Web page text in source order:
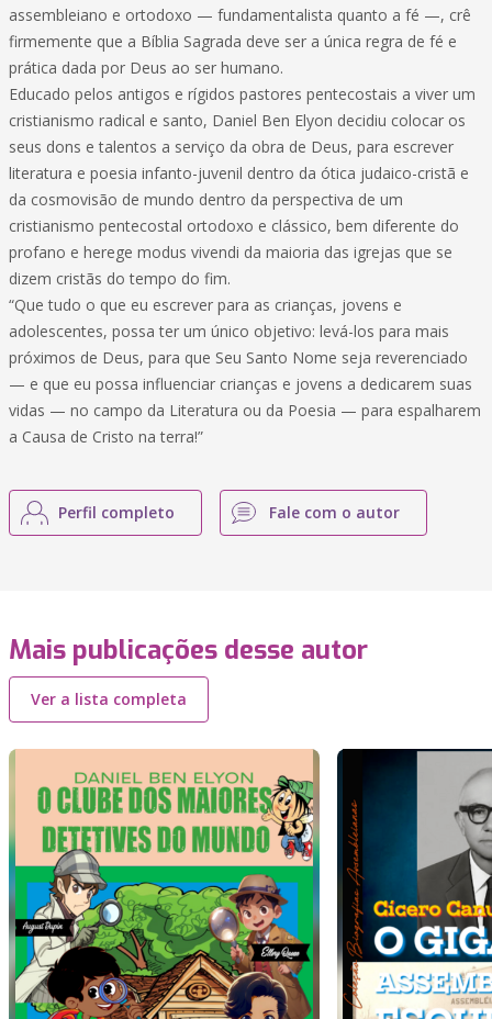
assembleiano e ortodoxo — fundamentalista quanto a fé —, crê
firmemente que a Bíblia Sagrada deve ser a única regra de fé e
prática dada por Deus ao ser humano.
Educado pelos antigos e rígidos pastores pentecostais a viver um
cristianismo radical e santo, Daniel Ben Elyon decidiu colocar os
seus dons e talentos a serviço da obra de Deus, para escrever
literatura e poesia infanto-juvenil dentro da ótica judaico-cristã e
da cosmovisão de mundo dentro da perspectiva de um
cristianismo pentecostal ortodoxo e clássico, bem diferente do
profano e herege modus vivendi da maioria das igrejas que se
dizem cristãs do tempo do fim.
“Que tudo o que eu escrever para as crianças, jovens e
adolescentes, possa ter um único objetivo: levá-los para mais
próximos de Deus, para que Seu Santo Nome seja reverenciado
— e que eu possa influenciar crianças e jovens a dedicarem suas
vidas — no campo da Literatura ou da Poesia — para espalharem
a Causa de Cristo na terra!”
Perfil completo Fale com o autor
Mais publicações desse autor
Ver a lista completa